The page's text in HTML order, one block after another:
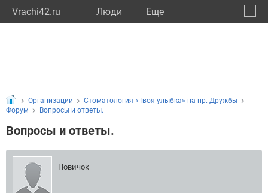
Vrachi42.ru Люди Eще
Организации
Стоматология «Твоя улыбка» на пр. Дружбы
Форум
Вопросы и ответы.
Вопросы и ответы.
Новичок